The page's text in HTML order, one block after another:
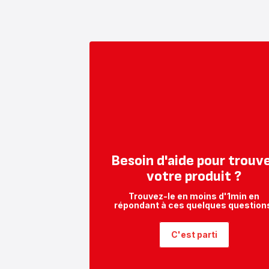
Besoin d'aide pour
votre produit ?
Trouvez-le en moins d'1min en
répondant à ces quelques
C'est parti